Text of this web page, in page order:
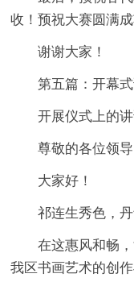
收！预祝大赛圆满成
谢谢大家！
第五篇：开幕
开展仪式上的
尊敬的各位领
大家好！
祁连生秀色，丹
在这惠风和畅
我区书画艺术的创